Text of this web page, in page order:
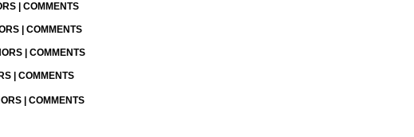
| COMMENTS
| COMMENTS
| COMMENTS
| COMMENTS
| COMMENTS